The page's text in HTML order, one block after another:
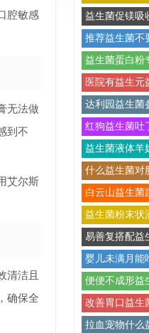
腔敏感
无法做
到不
艾尔斯
清洁且
确保全
益生菌促镁吸
推荐益生菌不
益生菌蛋白粉
医院有益生元
达利园益生菌
红狗益生菌吐
益生菌液体羊
什么益生菌对
白云山益生菌
益生菌粉末状
易善复搭配益
婴儿未满月能
便便不成形益
改善胃口益生
拉血宠物什么